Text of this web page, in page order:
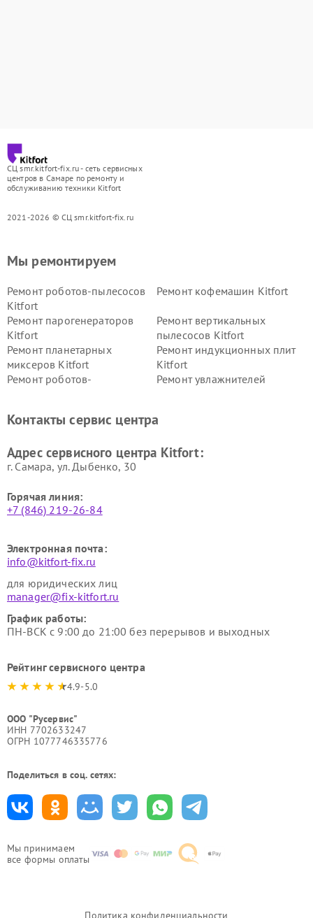
СЦ smr.kitfort-fix.ru - сеть сервисных
центров в Самаре по ремонту и
обслуживанию техники Kitfort
2021-2026 © СЦ smr.kitfort-fix.ru
Мы принимаем
все формы оплаты
Мы ремонтируем
Ремонт роботов-пылесосов
Kitfort
Ремонт кофемашин Kitfort
Ремонт парогенераторов
Kitfort
Ремонт вертикальных
пылесосов Kitfort
Ремонт планетарных
миксеров Kitfort
Ремонт индукционных плит
Kitfort
Ремонт роботов-
Ремонт увлажнителей
Kitfort
Kitfort
Kitfort
Kitfort
Контакты сервис центра
Адрес сервисного центра Kitfort:
г. Самара, ул. Дыбенко, 30
Горячая линия:
+7 (846) 219-26-84
Электронная почта:
info@kitfort-fix.ru
для юридических лиц
manager@fix-kitfort.ru
График работы:
ПН-ВСК с 9:00 до 21:00 без перерывов и выходных
Рейтинг сервисного центра
4.9-5.0
ООО "Русервис"
ИНН 7702633247
ОГРН 1077746335776
Поделиться в соц. сетях:
Политика конфиденциальности